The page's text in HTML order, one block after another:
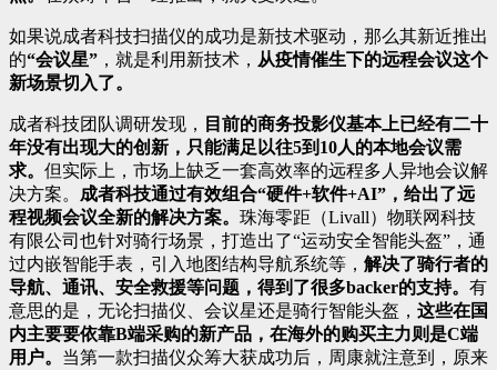
如果说成者科技扫描仪的成功是新技术驱动，那么其新近推出
的“会议星” ，就是利用新技术， 从疫情催生下的远程会议这个
新场景切入了。
成者科技团队调研发现，
目前的商务投影仪基本上已经有二十
年没有出现大的创新，只能满足以往5到10人的本地会议需
求。 但实际上，市场上缺乏一套高效率的远程多人异地会议解
决方案。 成者科技通过有效组合“硬件+软件+AI”，给出了远
程视频会议全新的解决方案。 珠海零距（Livall）物联网科技
有限公司也针对骑行场景，打造出了“运动安全智能头盔”，通
过内嵌智能手表，引入地图结构导航系统等， 解决了骑行者的
导航、通讯、安全救援等问题，得到了很多backer的支持。 有
意思的是，无论扫描仪、会议星还是骑行智能头盔， 这些在国
内主要要依靠B端采购的新产品，在海外的购买主力则是C端
用户。 当第一款扫描仪众筹大获成功后，周康就注意到，原来